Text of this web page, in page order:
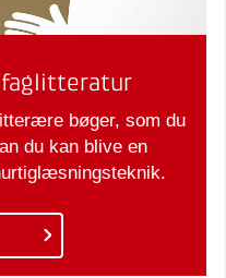
bøger, som du
du kan blive en